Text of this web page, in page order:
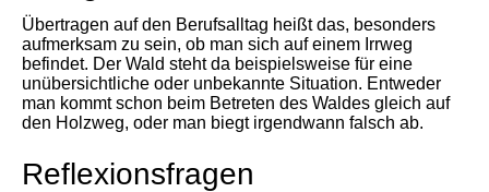
Übertragen auf den Berufsalltag heißt das, besonders
aufmerksam zu sein, ob man sich auf einem Irrweg
befindet. Der Wald steht da beispielsweise für eine
unübersichtliche oder unbekannte Situation. Entweder
man kommt schon beim Betreten des Waldes gleich auf
den Holzweg, oder man biegt irgendwann falsch ab.
Reflexionsfragen